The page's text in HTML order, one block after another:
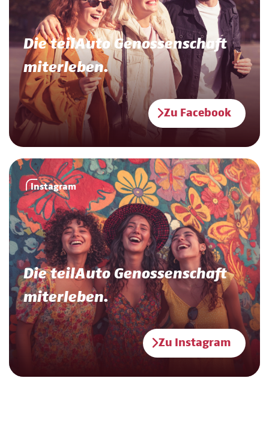
Die teilAuto Genossenschaft
miterleben.
Zu Facebook
Instagram
Die teilAuto Genossenschaft
miterleben.
Zu Instagram